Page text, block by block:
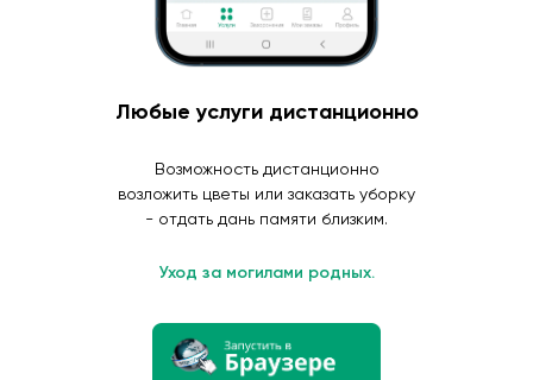
Любые услуги дистанционно
Возможность дистанционно
возложить цветы или заказать уборку
- отдать дань памяти близким.
Уход за могилами родных.